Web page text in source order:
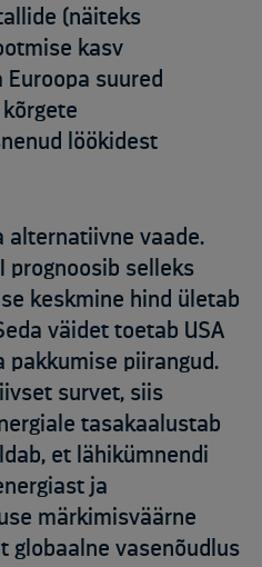
(näiteks
kasv
suured
löökidest
alternatiivne vaade.
prognoosib selleks
keskmine hind ületab
väidet toetab USA
pakkumise piirangud.
survet, siis
tasakaalustab
et lähikümnendi
ja
märkimisväärne
globaalne vasenõudlus